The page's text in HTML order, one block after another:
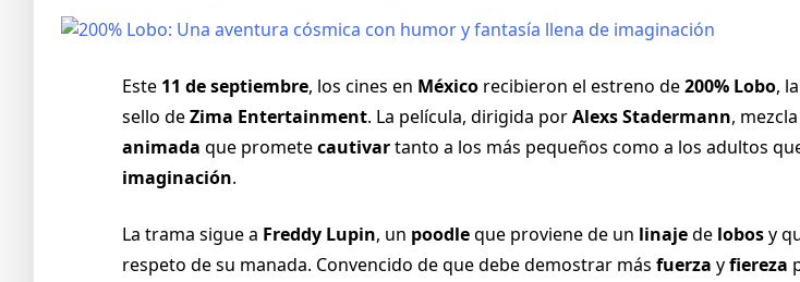
Este 11 de septiembre, los cines en México recibieron el estreno de200% Lobo,
sello deZima Entertainment. La película, dirigida porAlexs Stadermann, mezcla
animada que prometecautivartanto a los más pequeños como a los adultos
imaginación.
La trama sigue a Freddy Lupin, un poodleque proviene de un linajede lobosy
respeto de su manada. Convencido de que debe demostrar más fuerza yfiereza